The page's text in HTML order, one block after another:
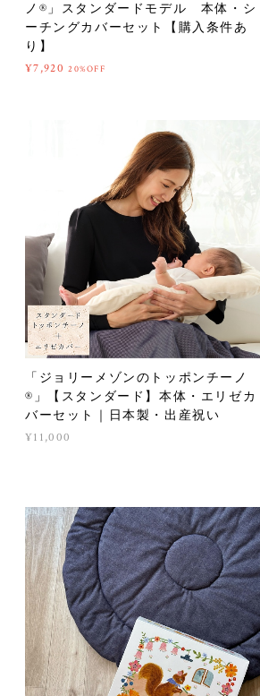
ノ®︎」スタンダードモデル 本体・シ
ーチングカバーセット【購入条件あ
り】
¥7,920 20%OFF
「ジョリーメゾンのトッポンチーノ
®」【スタンダード】本体・エリゼカ
バーセット｜日本製・出産祝い
¥11,000